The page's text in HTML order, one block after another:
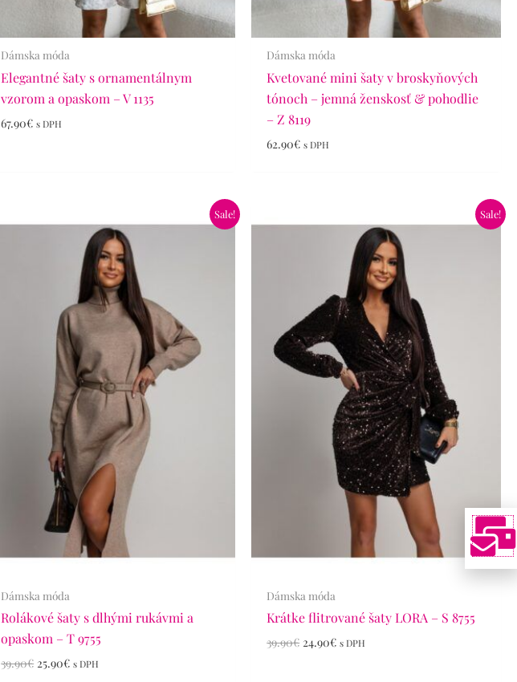
Dámska móda
Elegantné šaty s ornamentálnym
vzorom a opaskom – V 1135
67.90€ s DPH
Dámska móda
Kvetované mini šaty v broskyňových
tónoch – jemná ženskosť & pohodlie
– Z 8119
62.90€ s DPH
Sale!
Dámska móda
Rolákové šaty s dlhými rukávmi a
opaskom – T 9755
39.90€
cena
25.90€
cena
25.90€.
s DPH
Sale!
Dámska móda
Krátke flitrované šaty LORA – S 8755
39.90€
cena
24.90€
cena
24.90€.
s DPH